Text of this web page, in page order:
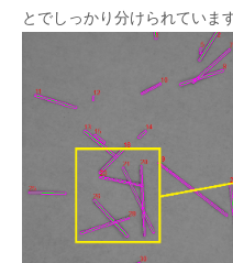
とでしっかり分けられています